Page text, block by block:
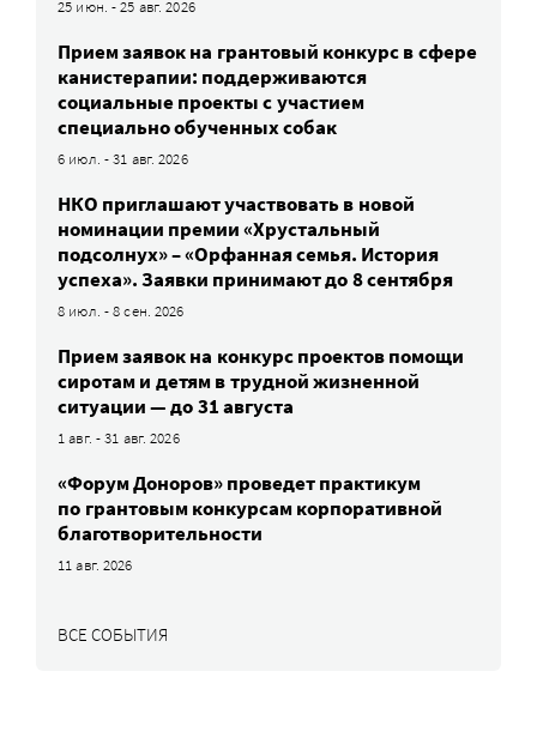
25 июн. - 25 авг. 2026
Прием заявок на грантовый конкурс в сфере
канистерапии: поддерживаются
социальные проекты с участием
специально обученных собак
6 июл. - 31 авг. 2026
НКО приглашают участвовать в новой
номинации премии «Хрустальный
подсолнух» – «Орфанная семья. История
успеха». Заявки принимают до 8 сентября
8 июл. - 8 сен. 2026
Прием заявок на конкурс проектов помощи
сиротам и детям в трудной жизненной
ситуации — до 31 августа
1 авг. - 31 авг. 2026
«Форум Доноров» проведет практикум
по грантовым конкурсам корпоративной
благотворительности
11 авг. 2026
ВСЕ СОБЫТИЯ